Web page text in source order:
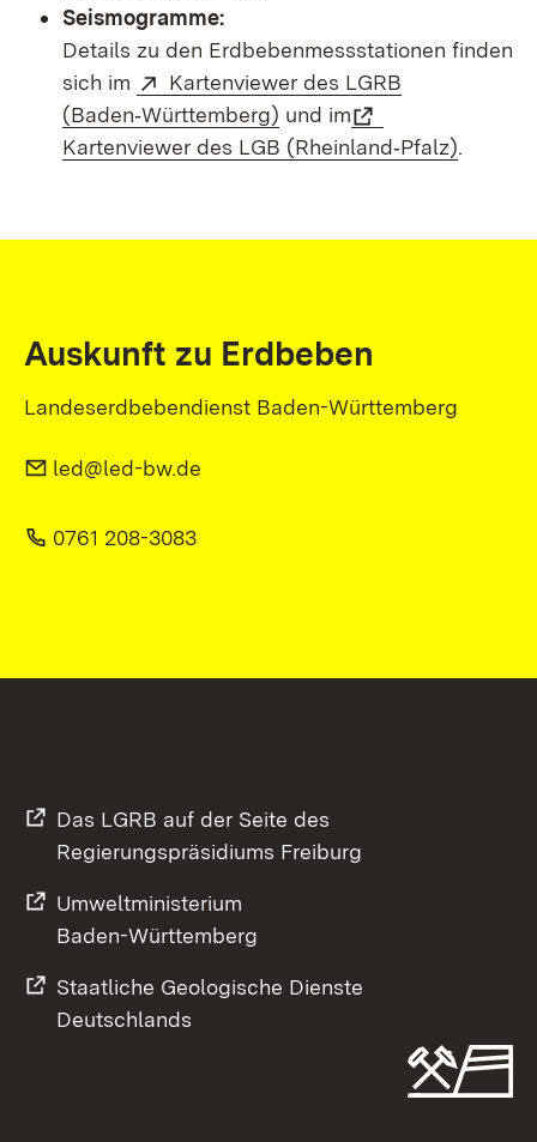
Seismogramme:
Details zu den Erdbebenmessstationen finden
sich im
Kartenviewer des LGRB
(Baden‑Württemberg) und im
Kartenviewer des LGB (Rheinland‑Pfalz).
Auskunft zu Erdbeben
Landeserdbebendienst Baden-Württemberg
led@led-bw.de
0761 208-3083
Das LGRB auf der Seite des
Regierungspräsidiums Freiburg
Umweltministerium
Baden-Württemberg
Staatliche Geologische Dienste
Deutschlands